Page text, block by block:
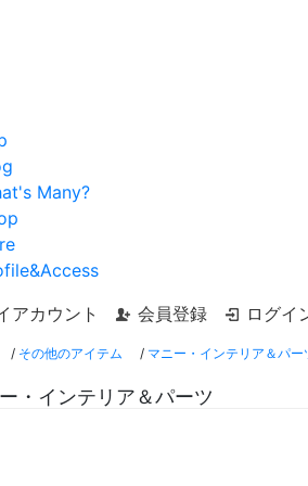
Many?
アカウント
会員登録 ログイ
/ その他のアイテム / マニー・インテリア＆パー
・インテリア＆パーツ